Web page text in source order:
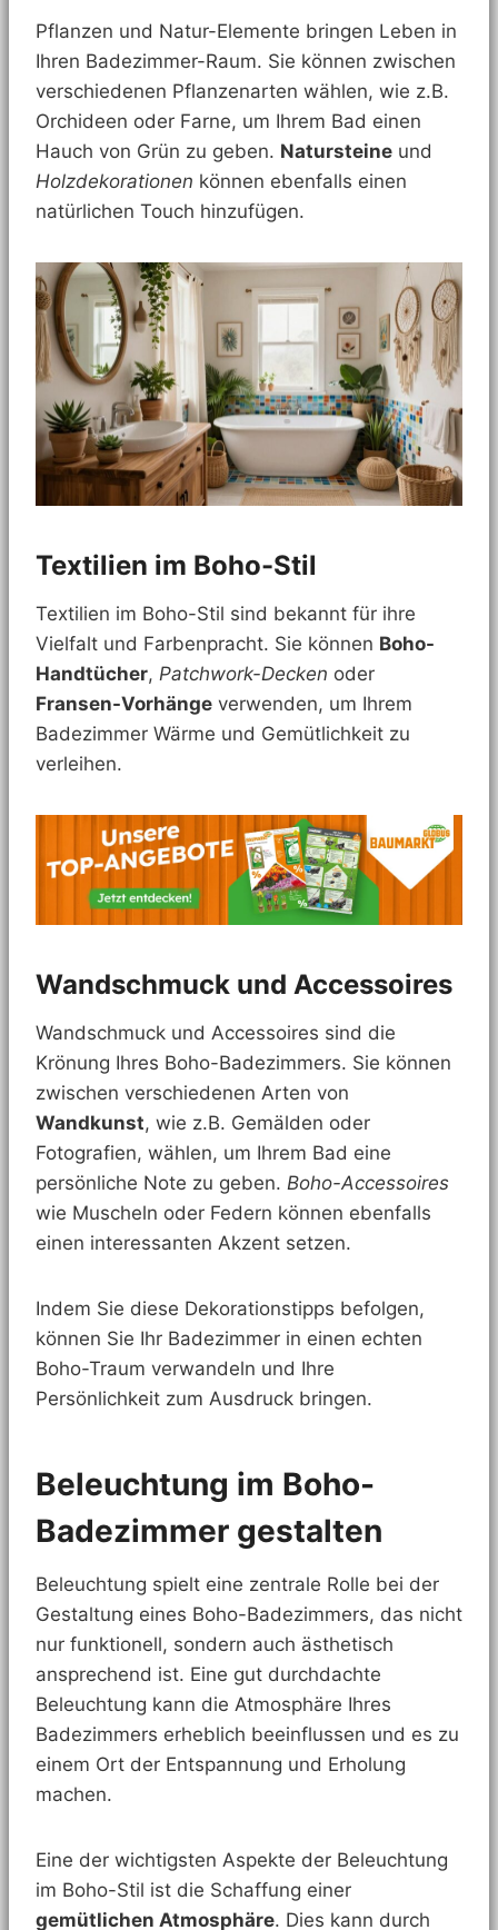
Pflanzen und Natur-Elemente bringen Leben in
Ihren Badezimmer-Raum. Sie können zwischen
verschiedenen Pflanzenarten wählen, wie z.B.
Orchideen oder Farne, um Ihrem Bad einen
Hauch von Grün zu geben. Natursteine und
Holzdekorationen können ebenfalls einen
natürlichen Touch hinzufügen.
Textilien im Boho-Stil
Textilien im Boho-Stil sind bekannt für ihre
Vielfalt und Farbenpracht. Sie können Boho-
Handtücher, Patchwork-Decken oder
Fransen-Vorhänge verwenden, um Ihrem
Badezimmer Wärme und Gemütlichkeit zu
verleihen.
Wandschmuck und Accessoires
Wandschmuck und Accessoires sind die
Krönung Ihres Boho-Badezimmers. Sie können
zwischen verschiedenen Arten von
Wandkunst, wie z.B. Gemälden oder
Fotografien, wählen, um Ihrem Bad eine
persönliche Note zu geben. Boho-Accessoires
wie Muscheln oder Federn können ebenfalls
einen interessanten Akzent setzen.
Indem Sie diese Dekorationstipps befolgen,
können Sie Ihr Badezimmer in einen echten
Boho-Traum verwandeln und Ihre
Persönlichkeit zum Ausdruck bringen.
Beleuchtung im Boho-
Badezimmer gestalten
Beleuchtung spielt eine zentrale Rolle bei der
Gestaltung eines Boho-Badezimmers, das nicht
nur funktionell, sondern auch ästhetisch
ansprechend ist. Eine gut durchdachte
Beleuchtung kann die Atmosphäre Ihres
Badezimmers erheblich beeinflussen und es zu
einem Ort der Entspannung und Erholung
machen.
Eine der wichtigsten Aspekte der Beleuchtung
im Boho-Stil ist die Schaffung einer
gemütlichen Atmosphäre. Dies kann durch